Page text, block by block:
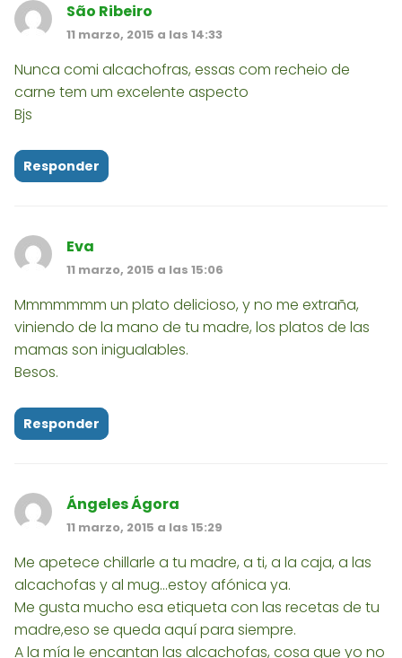
São Ribeiro
11 marzo, 2015 a las 14:33
Nunca comi alcachofras, essas com recheio de
carne tem um excelente aspecto
Bjs
Responder
Eva
11 marzo, 2015 a las 15:06
Mmmmmmm un plato delicioso, y no me extraña,
viniendo de la mano de tu madre, los platos de las
mamas son inigualables.
Besos.
Responder
Ángeles Ágora
11 marzo, 2015 a las 15:29
Me apetece chillarle a tu madre, a ti, a la caja, a las
alcachofas y al mug...estoy afónica ya.
Me gusta mucho esa etiqueta con las recetas de tu
madre,eso se queda aquí para siempre.
A la mía le encantan las alcachofas, cosa que yo no